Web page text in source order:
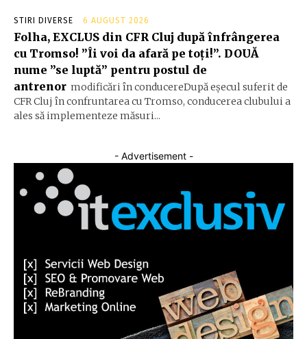
STIRI DIVERSE 6 AUGUST 2026
Folha, EXCLUS din CFR Cluj după înfrângerea
cu Tromso! ”Îi voi da afară pe toți!”. DOUĂ
nume ”se luptă” pentru postul de
antrenor modificări în conducereDupă eșecul suferit de
CFR Cluj în confruntarea cu Tromso, conducerea clubului a
ales să implementeze măsuri...
- Advertisement -